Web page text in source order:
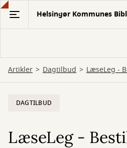
Gå
hovedindhold
Helsingør Kommunes
Artikler Dagtilbud LæseLeg -
DAGTILBUD
LæseLeg -